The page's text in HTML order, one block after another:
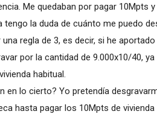
Me quedaban por pagar 10Mpts
tengo la duda de cuánto me puedo
una regla de 3, es decir, si he
por la cantidad de 9.000x10/40,
habitual.
en lo cierto? Yo pretendía
hasta pagar los 10Mpts de